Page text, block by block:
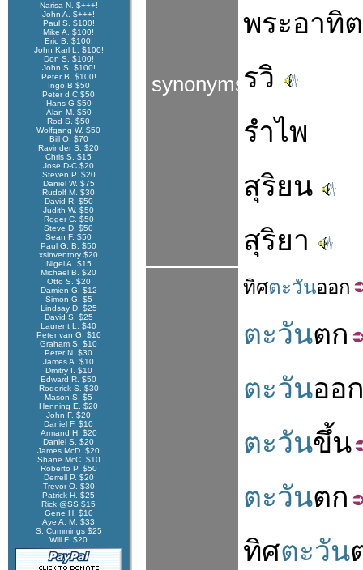
Narisa N. $+++!
John A. $+++!
Paul S. $100!
Mike A. $100!
Eric B. $100!
John Karl L. $100!
Don S. $100!
John S. $100!
Peter B. $100!
Ingo B $50
Peter d C $50
Hans G $50
Alan M. $50
Rod S. $50
Wolfgang W. $50
Bill O. $70
Ravinder S. $20
Chris S. $15
Jose D-C $20
Steven P. $20
Daniel W. $75
Rudolf M. $30
David R. $50
Judith W. $50
Roger C. $50
Steve D. $50
Sean F. $50
Paul G. B. $50
xsinventory $20
Nigel A. $15
Michael B. $20
Otto S. $20
Damien G. $12
Simon G. $5
Lindsay D. $25
David S. $25
Laurent L. $40
Peter van G. $10
Graham S. $10
Peter N. $30
James A. $10
Dmitry I. $10
Edward R. $50
Roderick S. $30
Mason S. $5
Henning E. $20
John F. $20
Daniel F. $10
Armand H. $20
Daniel S. $20
James McD. $20
Shane McC. $10
Roberto P. $50
Derrell P. $20
Trevor O. $30
Patrick H. $25
Rick @SS $15
Gene H. $10
Aye A. M. $33
S. Cummings $25
Will F. $20
synonyms
พระอาทิ
รวิ
รำไพ
สุริยน
สุริยา
ทิศตะวันออก
ตะวันตก
ตะวันออ
ตะวันขึ้น
ตะวันตก
ทิศตะวัน